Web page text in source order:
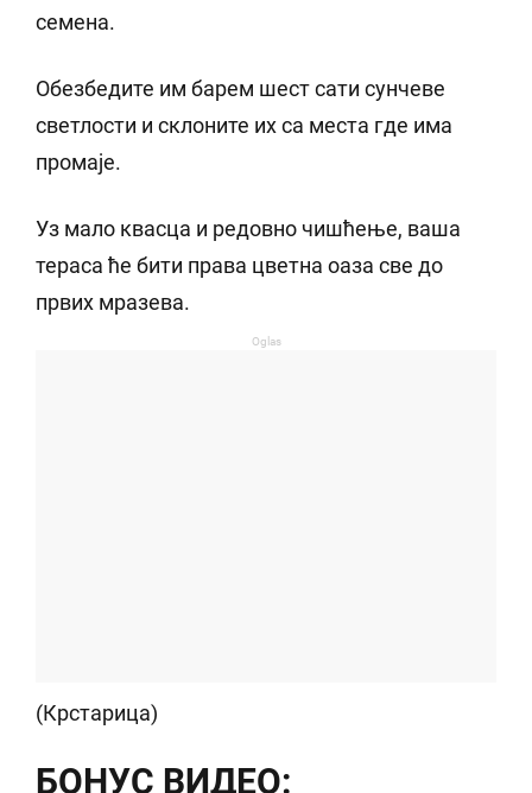
семена.
Обезбедите им барем шест сати сунчеве
светлости и склоните их са места где има
промаје.
Уз мало квасца и редовно чишћење, ваша
тераса ће бити права цветна оаза све до
првих мразева.
Oglas
(Крстарица)
БОНУС ВИДЕО: